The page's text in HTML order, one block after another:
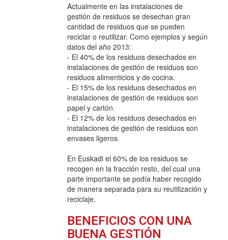
Actualmente en las instalaciones de
gestión de residuos se desechan gran
cantidad de residuos que se pueden
reciclar o reutilizar. Como ejemplos y según
datos del año 2013:
- El 40% de los residuos desechados en
instalaciones de gestión de residuos son
residuos alimenticios y de cocina.
- El 15% de los residuos desechados en
instalaciones de gestión de residuos son
papel y cartón.
- El 12% de los residuos desechados en
instalaciones de gestión de residuos son
envases ligeros.
En Euskadi el 60% de los residuos se
recogen en la fracción resto, del cual una
parte importante se podía haber recogido
de manera separada para su reutilización y
reciclaje.
BENEFICIOS CON UNA
BUENA GESTIÓN